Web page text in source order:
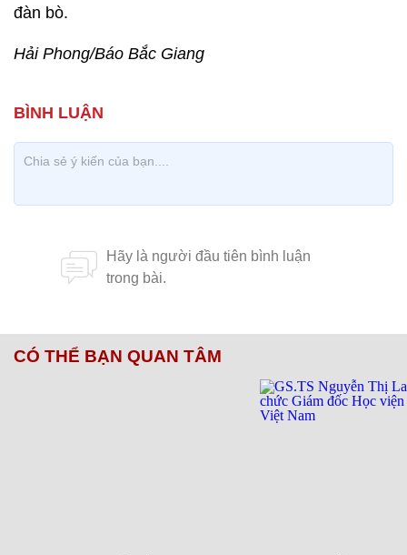
đàn bò.
Hải Phong/Báo Bắc Giang
CÓ THỂ BẠN QUAN TÂM